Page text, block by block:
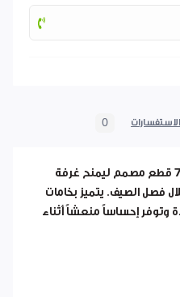
الاستفسارات 0
7 قطع
مصمم ليمنح غرفة
فصل الصيف. يتميز بخامات
وتوفر إحساساً منعشاً أثناء